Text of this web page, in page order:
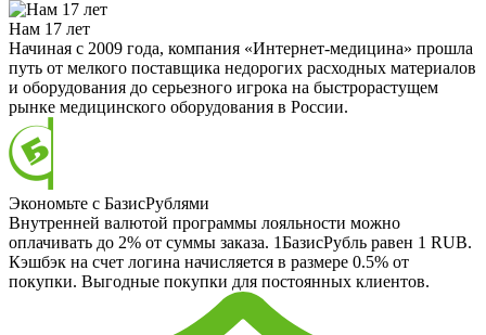
Нам 17 лет
Начиная с 2009 года, компания «Интернет-медицина» прошла
путь от мелкого поставщика недорогих расходных материалов
и оборудования до серьезного игрока на быстрорастущем
рынке медицинского оборудования в России.
Экономьте с БазисРублями
Внутренней валютой программы лояльности можно
оплачивать до 2% от суммы заказа. 1БазисРубль равен 1 RUB.
Кэшбэк на счет логина начисляется в размере 0.5% от
покупки. Выгодные покупки для постоянных клиентов.